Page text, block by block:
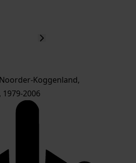
Koggenland,
2006